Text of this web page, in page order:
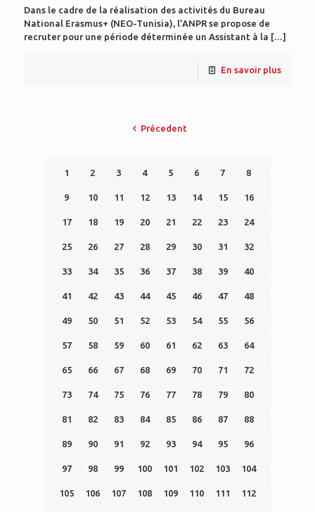
Dans le cadre de la réalisation des activités du Bureau
National Erasmus+ (NEO-Tunisia), l’ANPR se propose de
recruter pour une période déterminée un Assistant à la […]
En savoir plus
Précedent
1 2 3 4 5 6 7 8
9 10 11 12 13 14 15 16
17 18 19 20 21 22 23 24
25 26 27 28 29 30 31 32
33 34 35 36 37 38 39 40
41 42 43 44 45 46 47 48
49 50 51 52 53 54 55 56
57 58 59 60 61 62 63 64
65 66 67 68 69 70 71 72
73 74 75 76 77 78 79 80
81 82 83 84 85 86 87 88
89 90 91 92 93 94 95 96
97 98 99 100 101 102 103 104
105 106 107 108 109 110 111 112